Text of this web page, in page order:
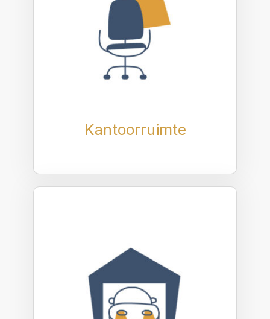
Kantoorruimte